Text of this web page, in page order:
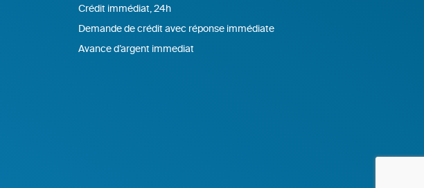
Crédit immédiat, 24h
Demande de crédit avec réponse immédiate
Avance d’argent immediat